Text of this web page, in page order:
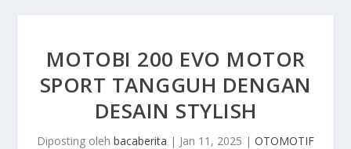
MOTOBI 200 EVO MOTOR
SPORT TANGGUH DENGAN
DESAIN STYLISH
Diposting oleh bacaberita | Jan 11, 2025 | OTOMOTIF